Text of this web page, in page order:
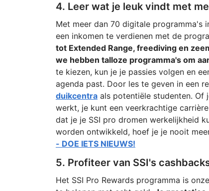
4. Leer wat je leuk vindt met
Met meer dan 70 digitale programma's
een inkomen te verdienen met de
tot Extended Range, freediving en
we hebben talloze programma's om
te kiezen, kun je je passies volgen en
agenda past. Door les te geven in een
duikcentraals potentiële studenten. Of
werkt, je kunt een veerkrachtige
dat je je SSI pro dromen werkelijkheid
worden ontwikkeld, hoef je je nooit
- DOE IETS NIEUWS!
5. Profiteer van SSI's
Het SSI Pro Rewards programma is